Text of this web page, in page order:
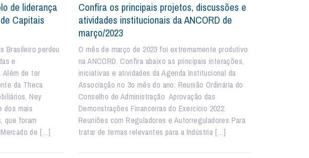
de liderança
Capitais
Brasileiro perdeu
e
Além de ter
da Theca
Ney
dos mais
que foram
de […]
Confira os principais projetos, discussões e
atividades institucionais da ANCORD de
março/2023
O mês de março de 2023 foi extremamente produtivo
na ANCORD. Confira abaixo as principais interações,
iniciativas e atividades da Agenda Institucional da
Associação no 3o mês do ano: Reunião Ordinária do
Conselho de Administração Aprovação das
Demonstrações Financeiras do Exercício 2022.
Reuniões com Reguladores e Autorreguladores Para
tratar de temas relevantes para a Indústria […]